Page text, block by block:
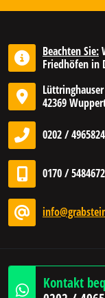
Beachten Sie:
Friedhöfen in
42369
0202 /
0170 / 5484672
Kontakt